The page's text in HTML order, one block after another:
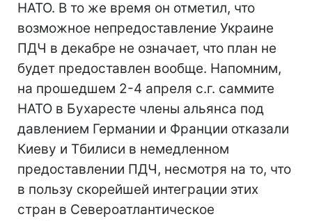
НАТО. В то же время он отметил, что
возможное непредоставление Украине
ПДЧ в декабре не означает, что план не
будет предоставлен вообще. Напомним,
на прошедшем 2-4 апреля с.г. саммите
НАТО в Бухаресте члены альянса под
давлением Германии и Франции отказали
Киеву и Тбилиси в немедленном
предоставлении ПДЧ, несмотря на то, что
в пользу скорейшей интеграции этих
стран в Североатлантическое